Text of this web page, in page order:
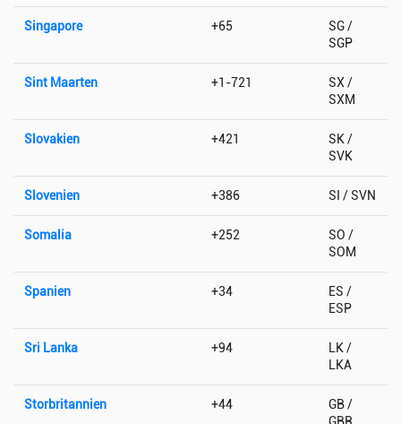
Singapore +65
SG /
SGP
Sint Maarten +1-721
SX /
SXM
Slovakien +421
SK /
SVK
Slovenien +386 SI / SVN
Somalia +252
SO /
SOM
Spanien +34
ES /
ESP
Sri Lanka +94
LK /
LKA
Storbritannien +44
GB /
GBR